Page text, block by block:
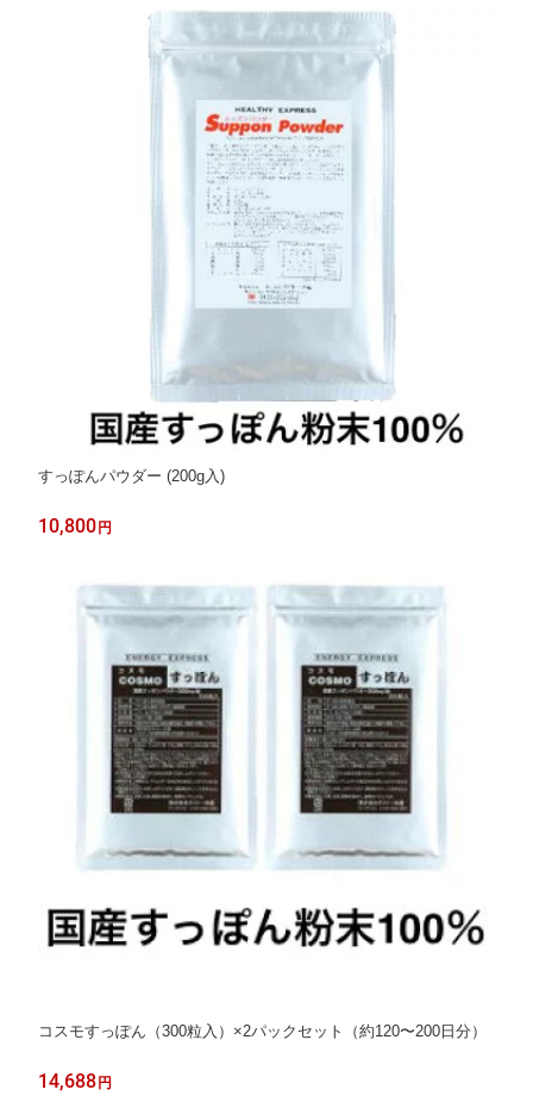
すっぽんパウダー (200g入)
10,800円
コスモすっぽん（300粒入）×2パックセット（約120〜200日分）
14,688円